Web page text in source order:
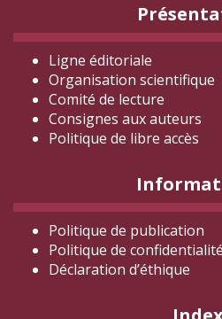
Ligne éditoriale
Organisation scientifique
Comité de lecture
Consignes aux auteurs
Politique de libre accès
Politique de publication
Politique de confidentialité
Déclaration d’éthique